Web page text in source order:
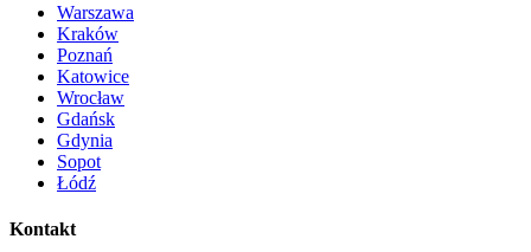
Warszawa
Kraków
Poznań
Katowice
Wrocław
Gdańsk
Gdynia
Sopot
Łódź
Kontakt